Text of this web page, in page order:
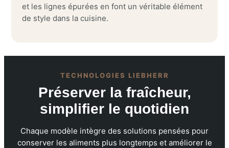
et les lignes épurées en font un véritable élément
de style dans la cuisine.
TECHNOLOGIES LIEBHERR
Préserver la fraîcheur,
simplifier le quotidien
Chaque modèle intègre des solutions pensées pour
conserver les aliments plus longtemps et améliorer le